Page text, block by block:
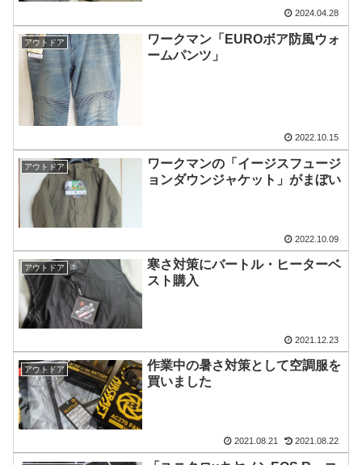
2024.04.28
アウトドア
ワークマン「EUROボア防風ウォ
ームパンツ」
2022.10.15
アウトドア
ワークマンの「イージスフュージ
ョンダウンジャケット」がまぼい
2022.10.09
アウトドア
寒さ対策にバートル・ヒーターベ
スト購入
2021.12.23
アウトドア
作業中の暑さ対策として空調服を
買いました
2021.08.21 2021.08.22